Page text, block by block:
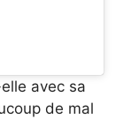
avec sa
de mal